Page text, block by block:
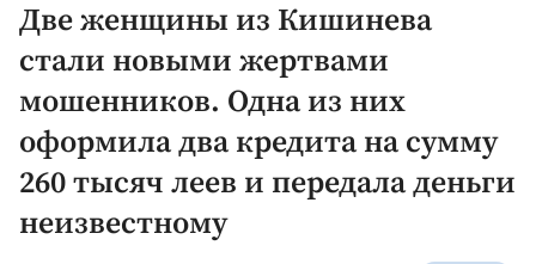
Общество
+312
Две женщины из Кишинева
стали новыми жертвами
мошенников. Одна из них
оформила два кредита на сумму
260 тысяч леев и передала деньги
неизвестному